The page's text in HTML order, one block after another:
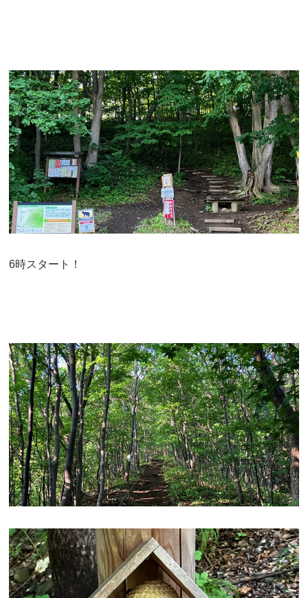
6時スタート！